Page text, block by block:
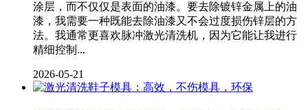
涂层，而不仅仅是表面的油漆。要去除镀锌金属上的油
漆，我需要一种既能去除油漆又不会过度损伤锌层的方
法。我通常更喜欢脉冲激光清洗机，因为它能让我进行
精细控制...
2026-05-21